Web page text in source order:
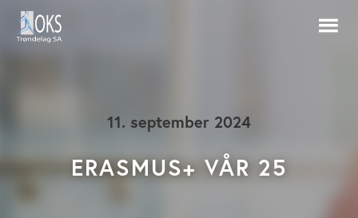
11. september 2024
ERASMUS+ VÅR 25